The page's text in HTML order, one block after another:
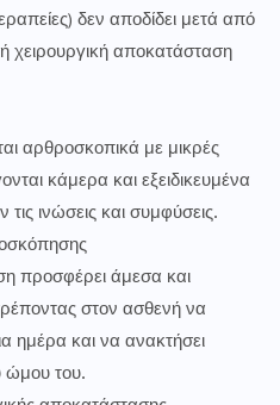
δεν αποδίδει μετά από
χειρουργική αποκατάσταση
αρθροσκοπικά με μικρές
κάμερα και εξειδικευμένα
ινώσεις και συμφύσεις.
προσφέρει άμεσα και
στον ασθενή να
ημέρα και να ανακτήσει
ώμου του.